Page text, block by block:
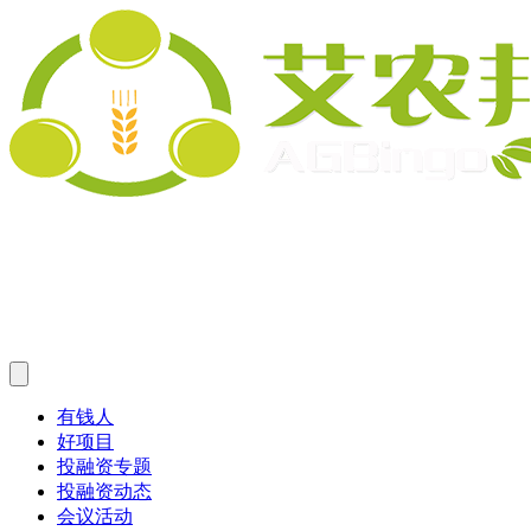
有钱人
好项目
投融资专题
投融资动态
会议活动